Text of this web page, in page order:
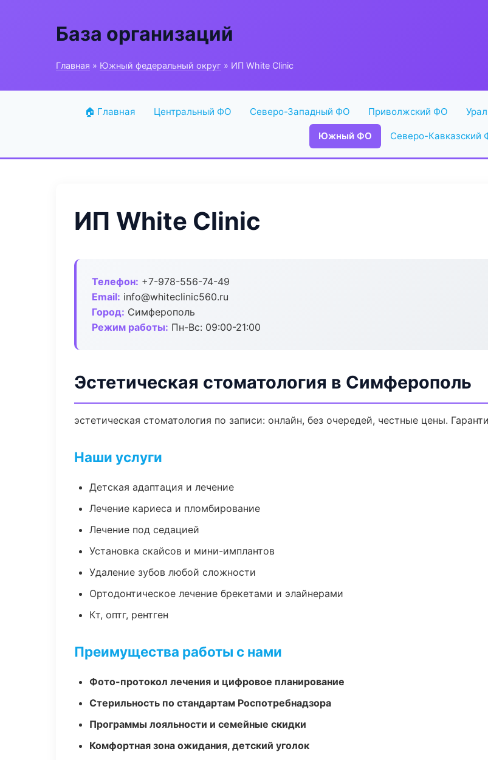
База организаций
Главная » Южный федеральный округ » ИП White Clinic
🏠 Главная Центральный ФО Северо-Западный ФО Приволжский ФО
Южный ФО Северо-Кавказский
ИП White Clinic
Телефон: +7-978-556-74-49
Email: info@whiteclinic560.ru
Город: Симферополь
Режим работы: Пн-Вс: 09:00-21:00
Эстетическая стоматология в Симферополь
эстетическая стоматология по записи: онлайн, без очередей, честные цены.
Наши услуги
Детская адаптация и лечение
Лечение кариеса и пломбирование
Лечение под седацией
Установка скайсов и мини-имплантов
Удаление зубов любой сложности
Ортодонтическое лечение брекетами и элайнерами
Кт, оптг, рентген
Преимущества работы с нами
Фото-протокол лечения и цифровое планирование
Стерильность по стандартам Роспотребнадзора
Программы лояльности и семейные скидки
Комфортная зона ожидания, детский уголок